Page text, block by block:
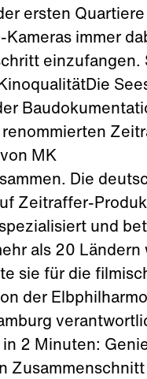
ersten
Kameras immer
einzufangen.
MK
Die
Zeitraffer-
und
als 20 Ländern
sie für die
der
2 Minuten: